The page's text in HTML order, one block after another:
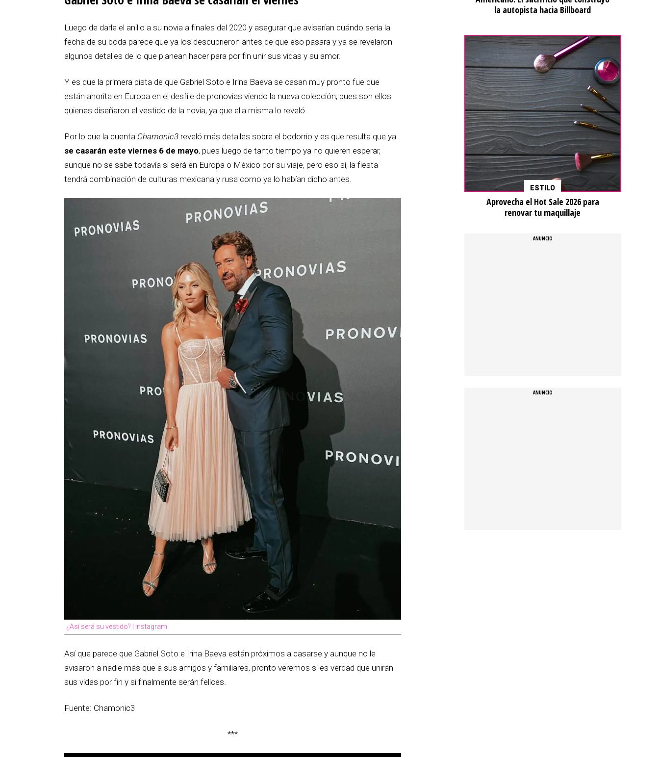
Luego de darle el anillo a su novia a finales del 2020 y asegurar que avisarían cuándo sería la
fecha de su boda parece que ya los descubrieron antes de que eso pasara y ya se revelaron
algunos detalles de lo que planean hacer para por fin unir sus vidas y su amor.
Y es que la primera pista de que Gabriel Soto e Irina Baeva se casan muy pronto fue que
están ahorita en Europa en el desfile de pronovias viendo la nueva colección, pues son ellos
quienes diseñaron el vestido de la novia, ya que ella misma lo reveló.
Por lo que la cuenta Chamonic3 reveló más detalles sobre el bodorrio y es que resulta que ya
se casarán este viernes 6 de mayo, pues luego de tanto tiempo ya no quieren esperar,
aunque no se sabe todavía si será en Europa o México por su viaje, pero eso sí, la fiesta
tendrá combinación de culturas mexicana y rusa como ya lo habían dicho antes.
¿Así será su vestido? | Instagram
Así que parece que Gabriel Soto e Irina Baeva están próximos a casarse y aunque no le
avisaron a nadie más que a sus amigos y familiares, pronto veremos si es verdad que unirán
sus vidas por fin y si finalmente serán felices.
Fuente: Chamonic3
***
la autopista hacia Billboard
ESTILO
Aprovecha el Hot Sale 2026 para
renovar tu maquillaje